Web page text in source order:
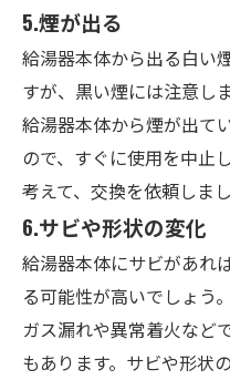
5.煙が出る
給湯器本体から出る白い
すが、黒い煙には注意し
給湯器本体から煙が出て
ので、すぐに使用を中止
考えて、交換を依頼しまし
6.サビや形状の変化
給湯器本体にサビがあれ
る可能性が高いでしょう
ガス漏れや異常着火など
もあります。サビや形状